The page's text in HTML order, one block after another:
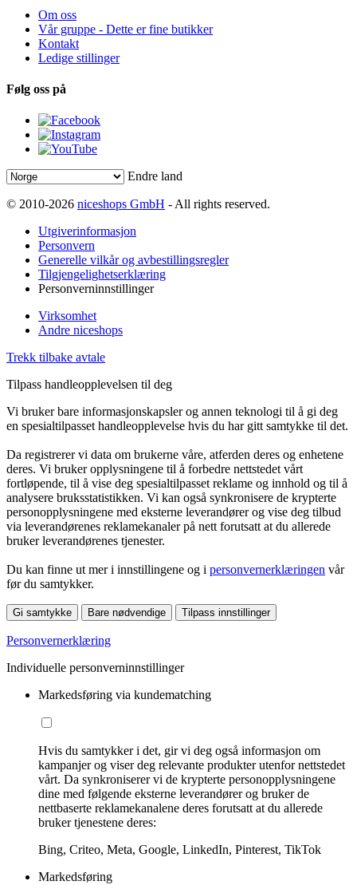
Om oss
Vår gruppe - Dette er fine butikker
Kontakt
Ledige stillinger
Følg oss på
Endre land
© 2010-2026 niceshops GmbH - All rights reserved.
Utgiverinformasjon
Personvern
Generelle vilkår og avbestillingsregler
Tilgjengelighetserklæring
Personverninnstillinger
Virksomhet
Andre niceshops
Trekk tilbake avtale
Tilpass handleopplevelsen til deg
Vi bruker bare informasjonskapsler og annen teknologi til å gi deg
en spesialtilpasset handleopplevelse hvis du har gitt samtykke til det.
Da registrerer vi data om brukerne våre, atferden deres og enhetene
deres. Vi bruker opplysningene til å forbedre nettstedet vårt
fortløpende, til å vise deg spesialtilpasset reklame og innhold og til å
analysere bruksstatistikken. Vi kan også synkronisere de krypterte
personopplysningene med eksterne leverandører og vise deg tilbud
via leverandørenes reklamekanaler på nett forutsatt at du allerede
bruker leverandørenes tjenester.
Du kan finne ut mer i innstillingene og i personvernerklæringen vår
før du samtykker.
Gi samtykke Bare nødvendige Tilpass innstillinger
Personvernerklæring
Individuelle personverninnstillinger
Markedsføring via kundematching
Hvis du samtykker i det, gir vi deg også informasjon om
kampanjer og viser deg relevante produkter utenfor nettstedet
vårt. Da synkroniserer vi de krypterte personopplysningene
dine med følgende eksterne leverandører og bruker de
nettbaserte reklamekanalene deres forutsatt at du allerede
bruker tjenestene deres:
Bing, Criteo, Meta, Google, LinkedIn, Pinterest, TikTok
Markedsføring